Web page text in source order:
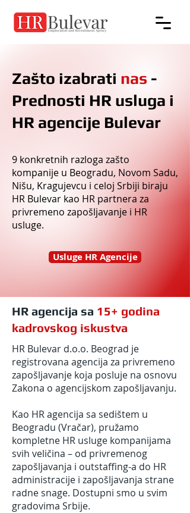
Zašto izabrati nas -
Prednosti HR usluga i
HR agencije Bulevar
9 konkretnih razloga zašto
kompanije u Beogradu, Novom Sadu,
Nišu, Kragujevcu i celoj Srbiji biraju
HR Bulevar kao HR partnera za
privremeno zapošljavanje i HR
usluge.
Usluge HR Agencije
HR agencija sa 15+ godina
kadrovskog iskustva
HR Bulevar d.o.o. Beograd je
registrovana agencija za privremeno
zapošljavanje koja posluje na osnovu
Zakona o agencijskom zapošljavanju.
Kao HR agencija sa sedištem u
Beogradu (Vračar), pružamo
kompletne HR usluge kompanijama
svih veličina – od privremenog
zapošljavanja i outstaffing-a do HR
administracije i zapošljavanja strane
radne snage. Dostupni smo u svim
gradovima Srbije.